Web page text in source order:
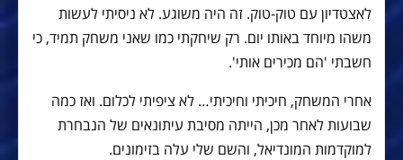
לאצטדיון עם טוק-טוק. זה היה משוגע. לא ניסיתי לעשות
משהו מיוחד באותו יום. רק שיחקתי כמו שאני משחק תמיד, כי
חשבתי 'הם מכירים אותי'.
אחרי המשחק, חיכיתי וחיכיתי… לא ציפיתי לכלום. ואז כמה
שבועות לאחר מכן, הייתה מסיבת עיתונאים של הנבחרת
למוקדמות המונדיאל, והשם שלי עלה בזימונים.